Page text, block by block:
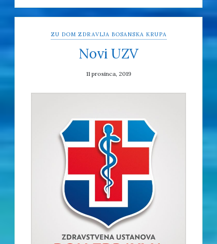
ZU DOM ZDRAVLJA BOSANSKA KRUPA
Novi UZV
11 prosinca, 2019